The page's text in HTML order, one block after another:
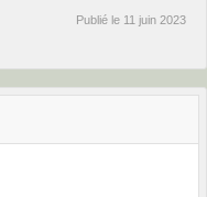
Publié le 11 juin 2023